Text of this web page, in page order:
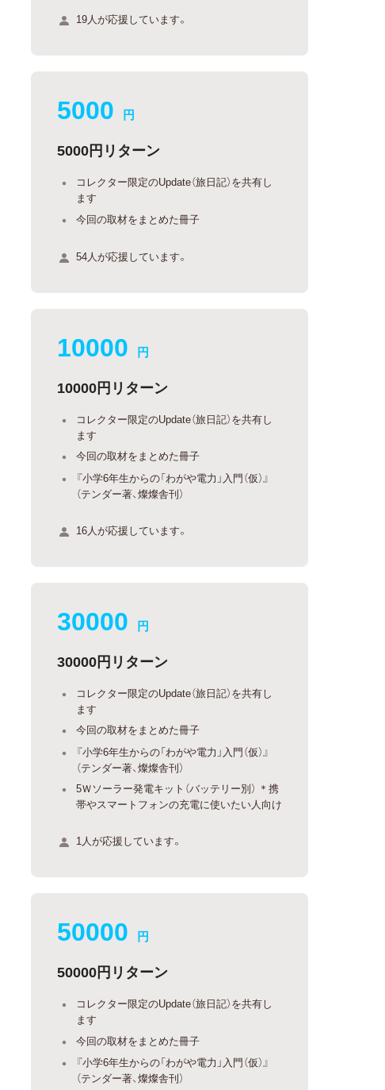
19人が応援しています。
5000 円
5000円リターン
コレクター限定のUpdate（旅日記）を共有し
ます
今回の取材をまとめた冊子
54人が応援しています。
10000 円
10000円リターン
コレクター限定のUpdate（旅日記）を共有し
ます
今回の取材をまとめた冊子
『小学6年生からの「わがや電力」入門（仮）』
（テンダー著、燦燦舎刊）
16人が応援しています。
30000 円
30000円リターン
コレクター限定のUpdate（旅日記）を共有し
ます
今回の取材をまとめた冊子
『小学6年生からの「わがや電力」入門（仮）』
（テンダー著、燦燦舎刊）
5Ｗソーラー発電キット（バッテリー別） ＊携
帯やスマートフォンの充電に使いたい人向け
1人が応援しています。
50000 円
50000円リターン
コレクター限定のUpdate（旅日記）を共有し
ます
今回の取材をまとめた冊子
『小学6年生からの「わがや電力」入門（仮）』
（テンダー著、燦燦舎刊）